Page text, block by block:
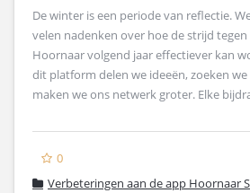
De winter is een periode van reflectie.
velen nadenken over hoe de strijd tegen
Hoornaar volgend jaar effectiever kan
dit platform delen we ideeën, zoeken
maken we ons netwerk groter. Elke
0
Verbeteringen aan de app Hoornaar